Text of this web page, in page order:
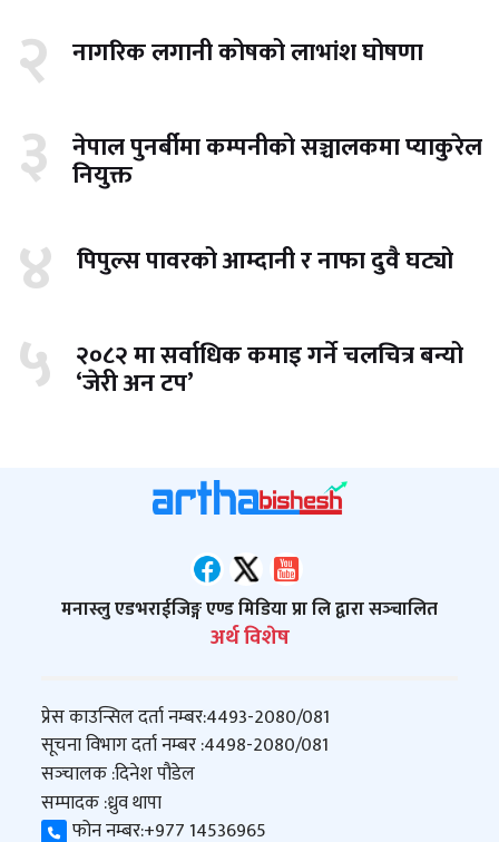
२ नागरिक लगानी कोषको लाभांश घोषणा
३ नेपाल पुनर्बीमा कम्पनीको सञ्चालकमा प्याकुरेल
नियुक्त
४ पिपुल्स पावरको आम्दानी र नाफा दुवै घट्यो
५ २०८२ मा सर्वाधिक कमाइ गर्ने चलचित्र बन्यो
‘जेरी अन टप’
मनास्लु एडभराईजिङ्ग एण्ड मिडिया प्रा लि द्वारा सञ्‍चालित
अर्थ विशेष
प्रेस काउन्सिल दर्ता नम्बर:4493-2080/081
सूचना विभाग दर्ता नम्बर :4498-2080/081
सञ्‍चालक :दिनेश पौडेल
सम्पादक :ध्रुव थापा
फोन नम्बर:+977 14536965